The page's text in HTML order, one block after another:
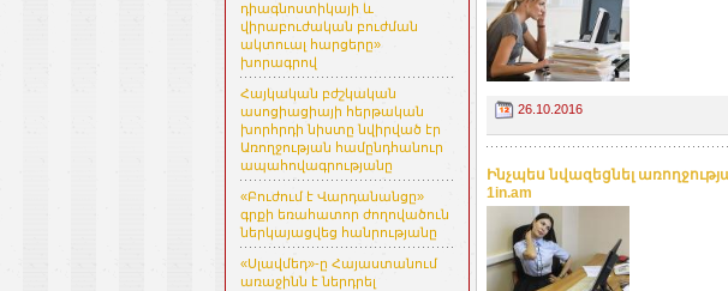
դիագնոստիկայի և
վիրաբուժական բուժման
ակտուալ հարցերը»
խորագրով
Հայկական բժշկական
ասոցիացիայի հերթական
խորհրդի նիստը նվիրված էր
Առողջության համընդհանուր
ապահովագրությանը
«Բուժում է Վարդանանցը»
գրքի եռահատոր ժողովածուն
ներկայացվեց հանրությանը
«Սլավմեդ»-ը Հայաստանում
առաջինն է ներդրել
26.10.2016
Ինչպես նվազեցնել
1in.am